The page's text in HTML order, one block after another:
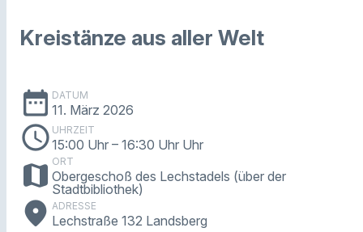
Kreistänze aus aller Welt
date_range DATUM
11. März 2026
schedule UHRZEIT
15:00 Uhr – 16:30 Uhr Uhr
map ORT
Obergeschoß des Lechstadels (über der
Stadtbibliothek)
place ADRESSE
Lechstraße 132 Landsberg